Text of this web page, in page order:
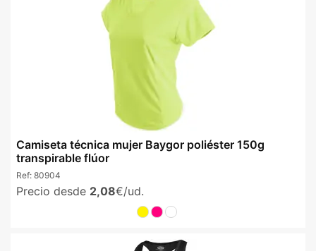
Camiseta técnica mujer Baygor poliéster 150g
transpirable flúor
Ref: 80904
Precio desde 2,08€/ud.